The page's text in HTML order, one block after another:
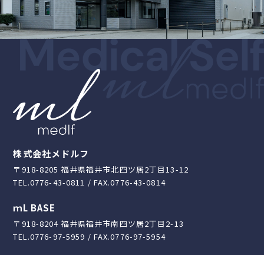
株式会社メドルフ
〒918-8205 福井県福井市北四ツ居2丁目13-12
TEL.0776-43-0811 / FAX.0776-43-0814
ｍL BASE
〒918-8204 福井県福井市南四ツ居2丁目2-13
TEL.0776-97-5959 / FAX.0776-97-5954